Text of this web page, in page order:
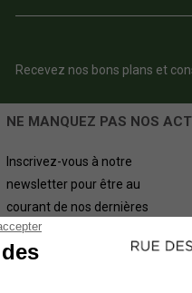
Recevez nos bons plans et
NE MANQUEZ PAS NOS
Inscrivez-vous à notre
newsletter pour être au
courant de nos dernières
offres.